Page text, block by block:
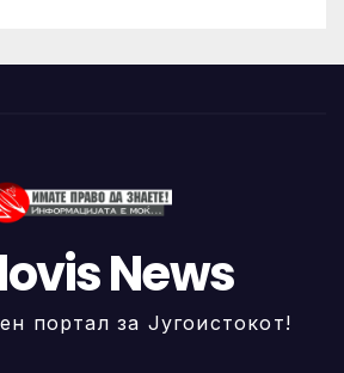
News
портал за Југоистокот!